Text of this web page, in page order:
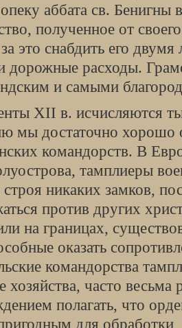
аббата св.
полученное от
это снабдить его
дорожные расходы.
и самыми
XII в. исчисляются
мы достаточно хорошо
командорств. В
тамплиеры
строя никаких замков,
против других
на границах,
оказать
командорства
хозяйства, часто
полагать, что
для обработки